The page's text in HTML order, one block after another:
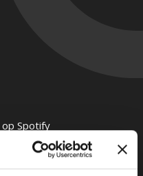
Spotify
aan Oekraïne, De